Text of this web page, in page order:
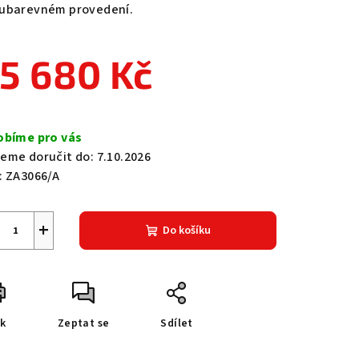
provedení.
680 Kč
pro vás
doručit do: 7.10.2026
ZA3066/A
+ Do košíku
Zeptat se Sdílet